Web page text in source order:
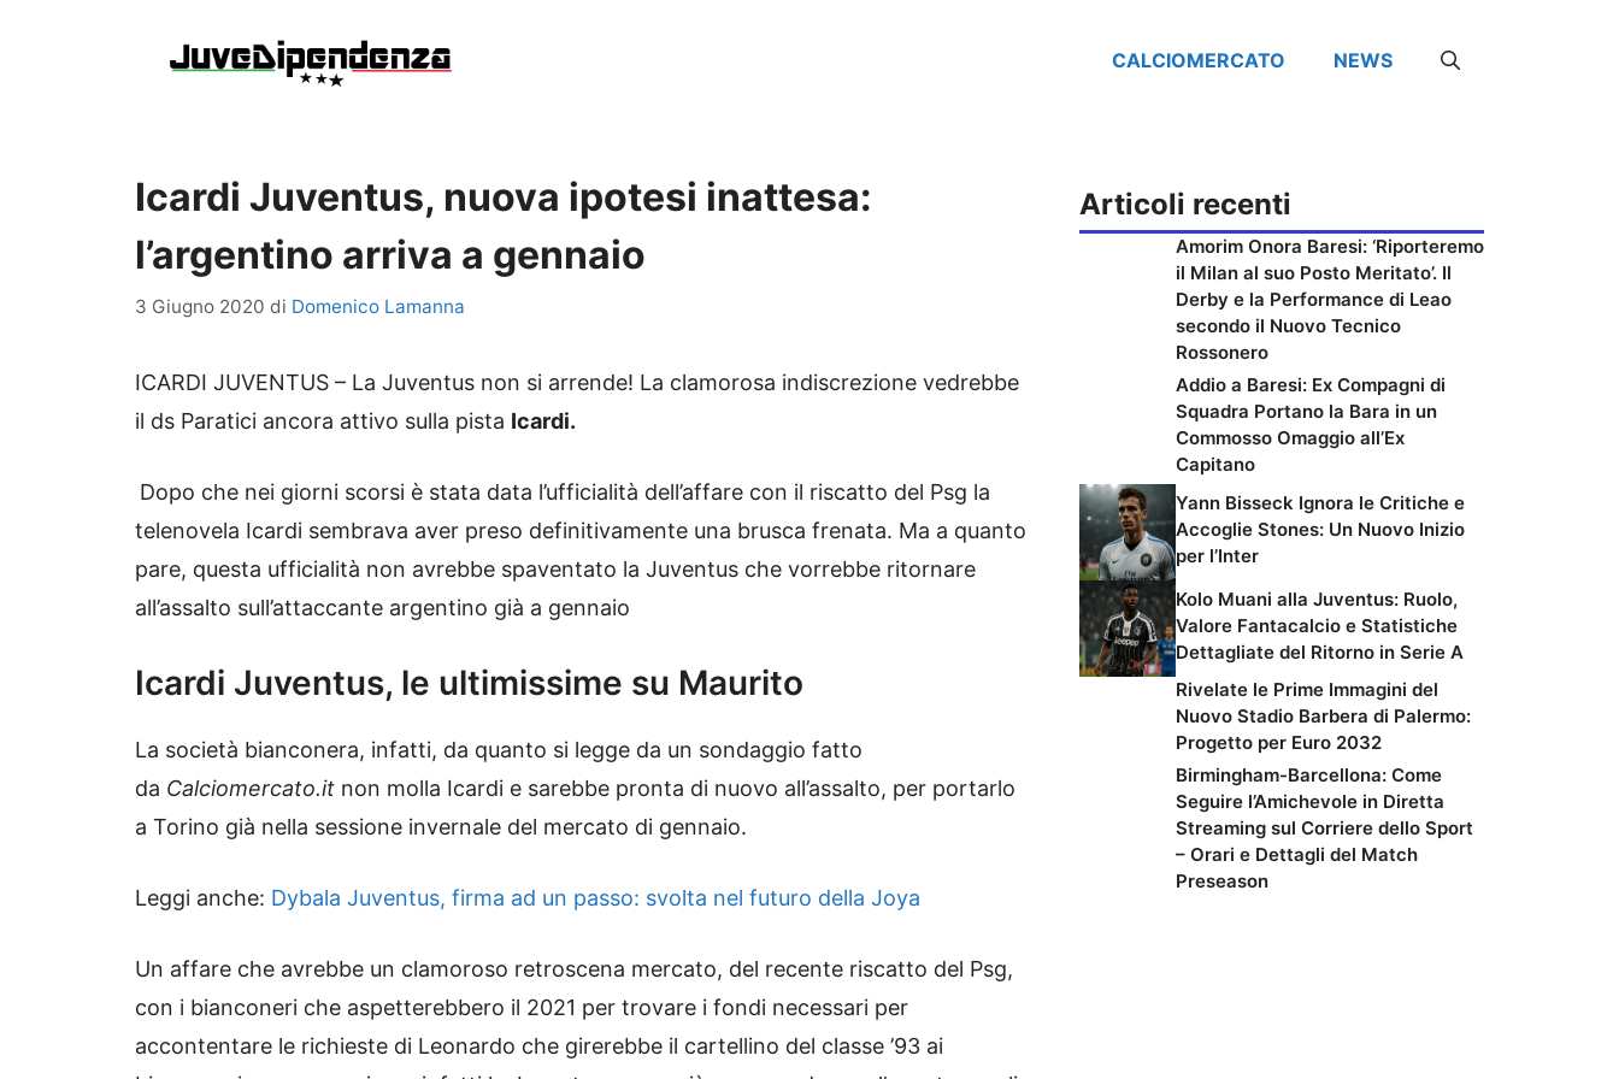
CALCIOMERCATO NEWS
Icardi Juventus, nuova ipotesi inattesa:
l’argentino arriva a gennaio
3 Giugno 2020 di Domenico Lamanna
ICARDI JUVENTUS – La Juventus non si arrende! La clamorosa indiscrezione vedrebbe
il ds Paratici ancora attivo sulla pista Icardi.
Dopo che nei giorni scorsi è stata data l’ufficialità dell’affare con il riscatto del Psg la
telenovela Icardi sembrava aver preso definitivamente una brusca frenata. Ma a quanto
pare, questa ufficialità non avrebbe spaventato la Juventus che vorrebbe ritornare
all’assalto sull’attaccante argentino già a gennaio
Icardi Juventus, le ultimissime su Maurito
La società bianconera, infatti, da quanto si legge da un sondaggio fatto
da Calciomercato.it non molla Icardi e sarebbe pronta di nuovo all’assalto, per portarlo
a Torino già nella sessione invernale del mercato di gennaio.
Leggi anche: Dybala Juventus, firma ad un passo: svolta nel futuro della Joya
Un affare che avrebbe un clamoroso retroscena mercato, del recente riscatto del Psg,
con i bianconeri che aspetterebbero il 2021 per trovare i fondi necessari per
accontentare le richieste di Leonardo che girerebbe il cartellino del classe ’93 ai
Articoli recenti
Amorim Onora Baresi: ‘Riporteremo
il Milan al suo Posto Meritato’. Il
Derby e la Performance di Leao
secondo il Nuovo Tecnico
Rossonero
Addio a Baresi: Ex Compagni di
Squadra Portano la Bara in un
Commosso Omaggio all’Ex
Capitano
Yann Bisseck Ignora le Critiche e
Accoglie Stones: Un Nuovo Inizio
per l’Inter
Kolo Muani alla Juventus: Ruolo,
Valore Fantacalcio e Statistiche
Dettagliate del Ritorno in Serie A
Rivelate le Prime Immagini del
Nuovo Stadio Barbera di Palermo:
Progetto per Euro 2032
Birmingham-Barcellona: Come
Seguire l’Amichevole in Diretta
Streaming sul Corriere dello Sport
– Orari e Dettagli del Match
Preseason